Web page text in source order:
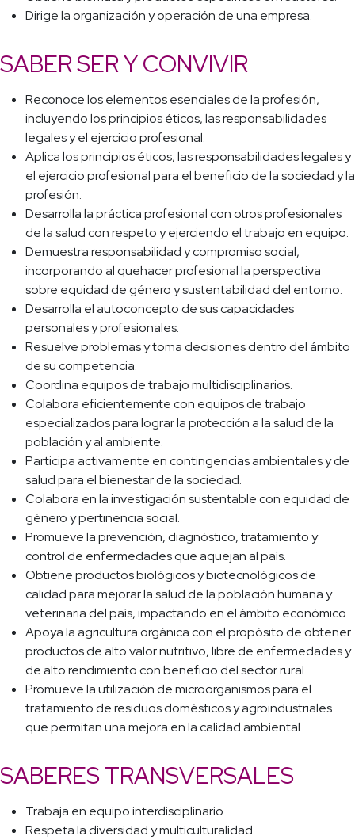
Dirige la organización y operación de una empresa.
SABER SER Y CONVIVIR
Reconoce los elementos esenciales de la profesión,
incluyendo los principios éticos, las responsabilidades
legales y el ejercicio profesional.
Aplica los principios éticos, las responsabilidades legales y
el ejercicio profesional para el beneficio de la sociedad y la
profesión.
Desarrolla la práctica profesional con otros profesionales
de la salud con respeto y ejerciendo el trabajo en equipo.
Demuestra responsabilidad y compromiso social,
incorporando al quehacer profesional la perspectiva
sobre equidad de género y sustentabilidad del entorno.
Desarrolla el autoconcepto de sus capacidades
personales y profesionales.
Resuelve problemas y toma decisiones dentro del ámbito
de su competencia.
Coordina equipos de trabajo multidisciplinarios.
Colabora eficientemente con equipos de trabajo
especializados para lograr la protección a la salud de la
población y al ambiente.
Participa activamente en contingencias ambientales y de
salud para el bienestar de la sociedad.
Colabora en la investigación sustentable con equidad de
género y pertinencia social.
Promueve la prevención, diagnóstico, tratamiento y
control de enfermedades que aquejan al país.
Obtiene productos biológicos y biotecnológicos de
calidad para mejorar la salud de la población humana y
veterinaria del país, impactando en el ámbito económico.
Apoya la agricultura orgánica con el propósito de obtener
productos de alto valor nutritivo, libre de enfermedades y
de alto rendimiento con beneficio del sector rural.
Promueve la utilización de microorganismos para el
tratamiento de residuos domésticos y agroindustriales
que permitan una mejora en la calidad ambiental.
SABERES TRANSVERSALES
Trabaja en equipo interdisciplinario.
Respeta la diversidad y multiculturalidad.